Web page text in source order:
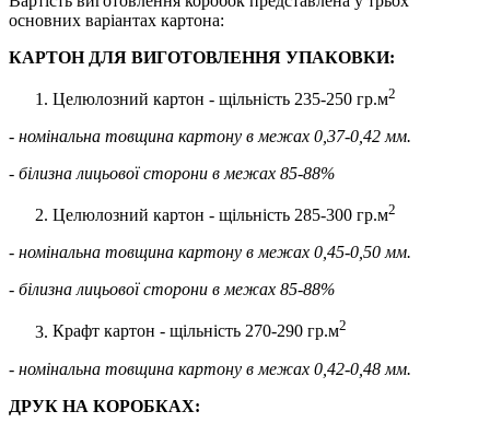
основних варіантах картона:
КАРТОН ДЛЯ ВИГОТОВЛЕННЯ УПАКОВКИ:
Целюлозний картон - щільність 235-250 гр.м2
- номінальна товщина картону в межах 0,37-0,42 мм.
- білизна лицьової сторони в межах 85-88%
Целюлозний картон - щільність 285-300 гр.м2
- номінальна товщина картону в межах 0,45-0,50 мм.
- білизна лицьової сторони в межах 85-88%
Крафт картон - щільність 270-290 гр.м2
- номінальна товщина картону в межах 0,42-0,48 мм.
ДРУК НА КОРОБКАХ: